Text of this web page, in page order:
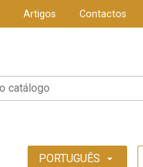
Artigos Contactos
PORTUGUÊS arrow_drop_down